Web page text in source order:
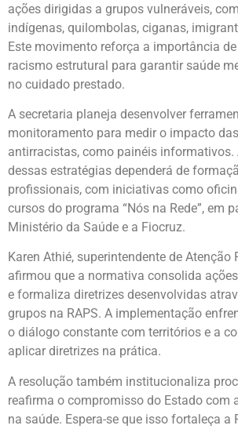
ações dirigidas a grupos vulneráveis,
indígenas, quilombolas, ciganas,
Este movimento reforça a importância
racismo estrutural para garantir saúde
no cuidado prestado.
A secretaria planeja desenvolver
monitoramento para medir o impacto
antirracistas, como painéis
dessas estratégias dependerá de
profissionais, com iniciativas como
cursos do programa “Nós na Rede”, em
Ministério da Saúde e a Fiocruz.
Karen Athié, superintendente de Atenção
afirmou que a normativa consolida
e formaliza diretrizes desenvolvidas
grupos na RAPS. A implementação
o diálogo constante com territórios e a
aplicar diretrizes na prática.
A resolução também institucionaliza
reafirma o compromisso do Estado com
na saúde. Espera-se que isso fortaleça a